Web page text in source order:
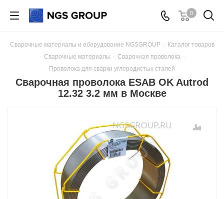
0
Сварочные материалы и оборудование NGSGROUP - Каталог товаров
- Сварочные материалы - Сварочная проволока -
Проволока для сварки углеродистых сталей
Сварочная проволока ESAB OK Autrod
12.32 3.2 мм в Москве